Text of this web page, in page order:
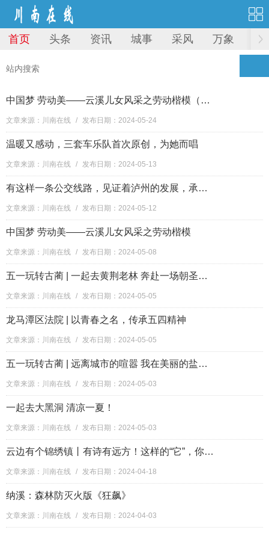
首页 头条 资讯 城事 采风 万象 图
中国梦 劳动美——云溪儿女风采之劳动楷模（二）
文章来源：川南在线 / 发布日期：2024-05-24
温暖又感动，三套车乐队首次原创，为她而唱
文章来源：川南在线 / 发布日期：2024-05-13
有这样一条公交线路，见证着泸州的发展，承载着我们的回忆～
文章来源：川南在线 / 发布日期：2024-05-12
中国梦 劳动美——云溪儿女风采之劳动楷模
文章来源：川南在线 / 发布日期：2024-05-08
五一玩转古蔺 | 一起去黄荆老林 奔赴一场朝圣之旅！
文章来源：川南在线 / 发布日期：2024-05-05
龙马潭区法院 | 以青春之名，传承五四精神
文章来源：川南在线 / 发布日期：2024-05-05
五一玩转古蔺 | 远离城市的喧嚣 我在美丽的盐井河景区等你！
文章来源：川南在线 / 发布日期：2024-05-03
一起去大黑洞 清凉一夏！
文章来源：川南在线 / 发布日期：2024-05-03
云边有个锦绣镇丨有诗有远方！这样的“它”，你了解吗？
文章来源：川南在线 / 发布日期：2024-04-18
纳溪：森林防灭火版《狂飙》
文章来源：川南在线 / 发布日期：2024-04-03